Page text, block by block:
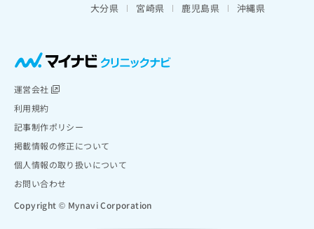
大分県
宮崎県 鹿児島県 沖縄県
運営会社
利用規約
記事制作ポリシー
掲載情報の修正について
個人情報の取り扱いについて
お問い合わせ
Copyright © Mynavi Corporation